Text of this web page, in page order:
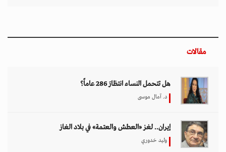
مقالات
هل تتحمل النساء انتظارَ 286 عاماً؟
د. آمال موسى
إيران.. لغز «العطش والعتمة» في بلاد الغاز
وليد خدوري